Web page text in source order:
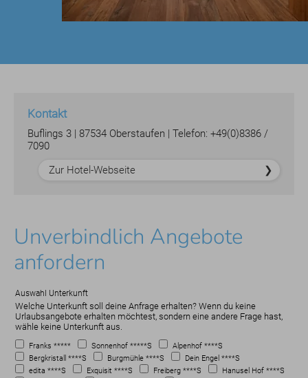
Kontakt
Buflings 3 | 87534 Oberstaufen | Telefon: +49(0)8386 /
7090
Zur Hotel-Webseite
Unverbindlich Angebote
anfordern
Auswahl Unterkunft
Welche Unterkunft soll deine Anfrage erhalten? Wenn du keine
Urlaubsangebote erhalten möchtest, sondern eine andere Frage hast,
wähle keine Unterkunft aus.
Franks ***** Sonnenhof *****S
Alpenhof ****S
Bergkristall ****S
Burgmühle ****S
Dein Engel ****S
edita ****S
Exquisit ****S Freiberg ****S
Hanusel Hof ****S